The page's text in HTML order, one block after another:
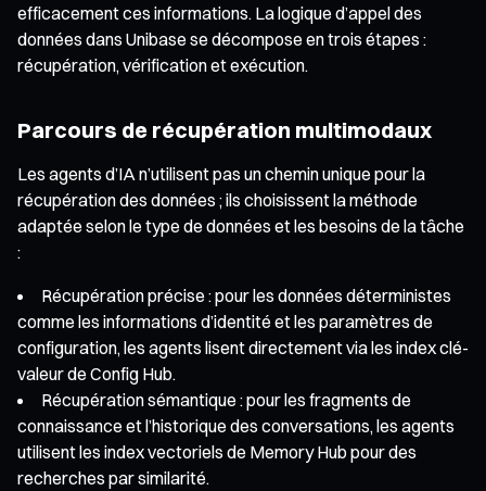
efficacement ces informations. La logique d’appel des
données dans Unibase se décompose en trois étapes :
récupération, vérification et exécution.
Parcours de récupération multimodaux
Les agents d’IA n’utilisent pas un chemin unique pour la
récupération des données ; ils choisissent la méthode
adaptée selon le type de données et les besoins de la tâche
:
Récupération précise : pour les données déterministes
comme les informations d’identité et les paramètres de
configuration, les agents lisent directement via les index clé-
valeur de Config Hub.
Récupération sémantique : pour les fragments de
connaissance et l’historique des conversations, les agents
utilisent les index vectoriels de Memory Hub pour des
recherches par similarité.